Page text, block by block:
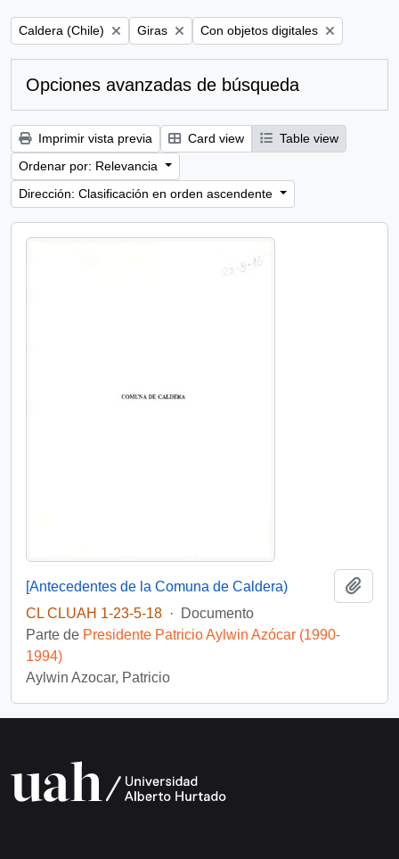
Remove filter:
Caldera (Chile) Remove filter:
Giras Remove filter:
Con objetos digitales
Opciones avanzadas de búsqueda
Imprimir vista previa Card view
Table view
Ordenar por: Relevancia
Dirección: Clasificación en orden ascendente
[Antecedentes de la Comuna de Caldera)
CL CLUAH 1-23-5-18 ·
Documento
Parte de Presidente Patricio Aylwin Azócar (1990-
1994)
Aylwin Azocar, Patricio